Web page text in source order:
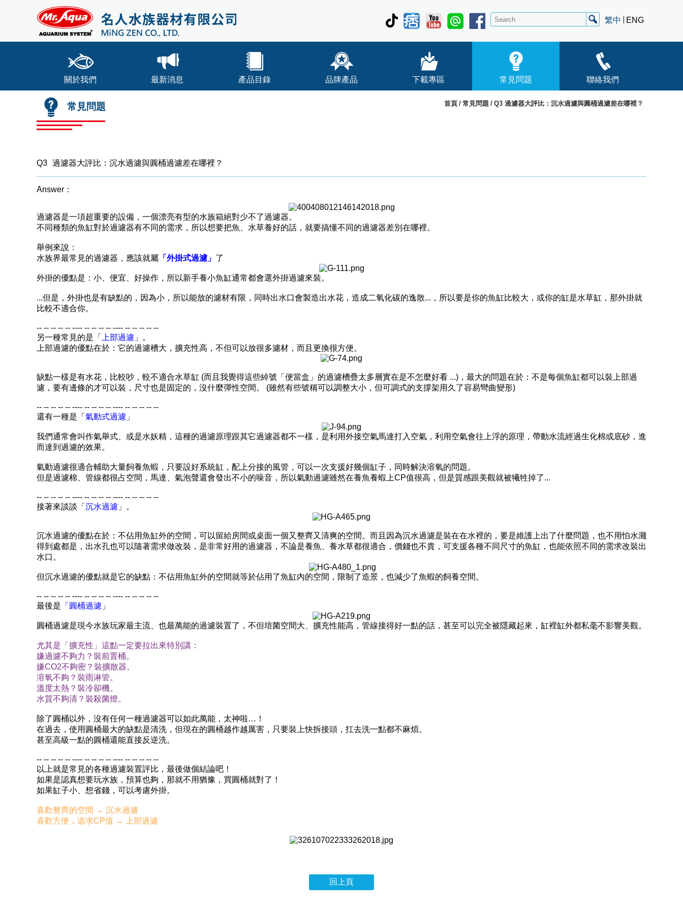
繁中 ENG
關於我們 最新消息 產品目錄 品牌產品 下載專區 常見問題 聯絡我們
常見問題 首頁 常見問題 Q3 過濾器大評比：沉水過濾與圓桶過濾差在哪裡？
Q3 過濾器大評比：沉水過濾與圓桶過濾差在哪裡？
Answer：
過濾器是一項超重要的設備，一個漂亮有型的水族箱絕對少不了過濾器。
不同種類的魚缸對於過濾器有不同的需求，所以想要把魚、水草養好的話，就要搞懂不同的過濾器差別在哪裡。
舉例來說：
水族界最常見的過濾器，應該就屬 「外掛式過濾」 了
外掛的優點是：小、便宜、好操作，所以新手養小魚缸通常都會選外掛過濾來裝。
...但是，外掛也是有缺點的，因為小，所以能放的濾材有限，同時出水口會製造出水花，造成二氧化碳的逸散... ，所以要是你的魚缸比較大，或你的缸是水草缸，那外掛就
比較不適合你。
-- -- -- -- -- ---- -- -- -- -- ---- -- -- -- -- --
另一種常見的是「
上部過濾 」。
上部過濾的優點在於：它的過濾槽大，擴充性高，不但可以放很多濾材，而且更換很方便。
缺點一樣是有水花，比較吵，較不適合水草缸 (而且我覺得這些綽號「便當盒」的過濾槽疊太多層實在是不怎麼好看 ...) ，最大的問題在於：不是每個魚缸都可以裝上部過
濾，要有邊條的才可以裝，尺寸也是固定的，沒什麼彈性空間。
(雖然有些號稱可以調整大小，但可調式的支撐架用久了容易彎曲變形)
-- -- -- -- -- ---- -- -- -- -- ---- -- -- -- -- --
還有一種是「 氣動式過濾 」
我們通常會叫作氣舉式、或是水妖精，這種的過濾原理跟其它過濾器都不一樣，是利用外接空氣馬達打入空氣，利用空氣會往上浮的原理，帶動水流經過生化棉或底砂，進
而達到過濾的效果。
氣動過濾很適合輔助大量飼養魚蝦，只要設好系統缸，配上分接的風管，可以一次支援好幾個缸子，同時解決溶氧的問題。
但是過濾棉、管線都很占空間，馬達、氣泡聲還會發出不小的噪音，所以氣動過濾雖然在養魚養蝦上CP值很高，但是質感跟美觀就被犧牲掉了...
-- -- -- -- -- ---- -- -- -- -- ---- -- -- -- -- --
接著來談談「 沉水過濾 」。
沉水過濾的優點在於：不佔用魚缸外的空間，可以留給房間或桌面一個又整齊又清爽的空間。而且因為沉水過濾是裝在在水裡的，要是維護上出了什麼問題，也不用怕水濺
得到處都是，出水孔也可以隨著需求做改裝，是非常好用的過濾器，不論是養魚、養水草都很適合，價錢也不貴，可支援各種不同尺寸的魚缸，也能依照不同的需求改裝出
水口。
但沉水過濾的優點就是它的缺點：不佔用魚缸外的空間就等於佔用了魚缸內的空間，限制了造景，也減少了魚蝦的飼養空間。
-- -- -- -- -- ---- -- -- -- -- ---- -- -- -- -- --
最後是 「圓桶過濾 」
圓桶過濾是現今水族玩家最主流、也最萬能的過濾裝置了，不但培菌空間大、擴充性能高，管線接得好一點的話，甚至可以完全被隱藏起來，缸裡缸外都私毫不影響美觀。
尤其是「擴充性」這點一定要拉出來特別講：
嫌過濾不夠力？裝前置桶。
嫌CO2不夠密？裝擴散器。
溶氧不夠？裝雨淋管。
溫度太熱？裝冷卻機。
水質不夠清？裝殺菌燈。
除了圓桶以外，沒有任何一種過濾器可以如此萬能，太神啦…！
在過去，使用圓桶最大的缺點是清洗，但現在的圓桶越作越厲害，只要裝上快拆接頭，扛去洗一點都不麻煩。
甚至高級一點的圓桶還能直接反逆洗。
-- -- -- -- -- ---- -- -- -- -- ---- -- -- -- -- --
以上就是常見的各種過濾裝置評比，最後做個結論吧！
如果是認真想要玩水族，預算也夠，那就不用猶豫，買圓桶就對了！
如果缸子小、想省錢，可以考慮外掛。
喜歡整齊的空間 → 沉水過濾
喜歡方便，追求CP值 → 上部過濾
回上頁